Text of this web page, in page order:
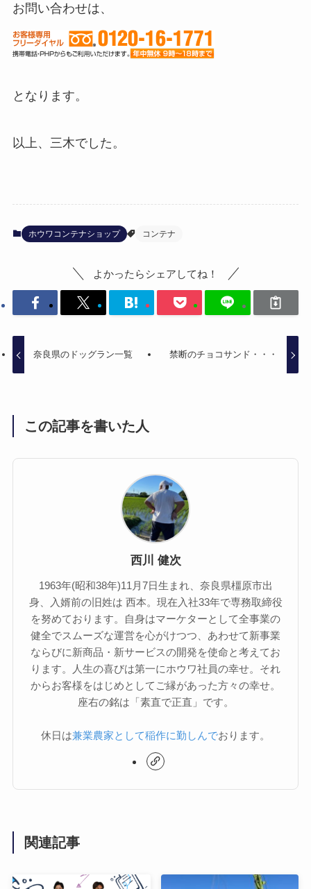
お問い合わせは、
となります。
以上、三木でした。
ホウワコンテナショップ コンテナ
よかったらシェアしてね！
奈良県のドッグラン一覧 禁断のチョコサンド・・・
この記事を書いた人
西川 健次
1963年(昭和38年)11月7日生まれ、奈良県橿原市出
身、入婿前の旧姓は 西本。現在入社33年で専務取締役
を努めております。自身はマーケターとして全事業の
健全でスムーズな運営を心がけつつ、あわせて新事業
ならびに新商品・新サービスの開発を使命と考えてお
ります。人生の喜びは第一にホウワ社員の幸せ。それ
からお客様をはじめとしてご縁があった方々の幸せ。
座右の銘は「素直で正直」です。
休日は兼業農家として稲作に勤しんでおります。
関連記事